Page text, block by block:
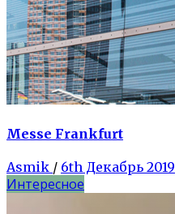
Messe Frankfurt
Asmik / 6th Декабрь 2019
Интересное